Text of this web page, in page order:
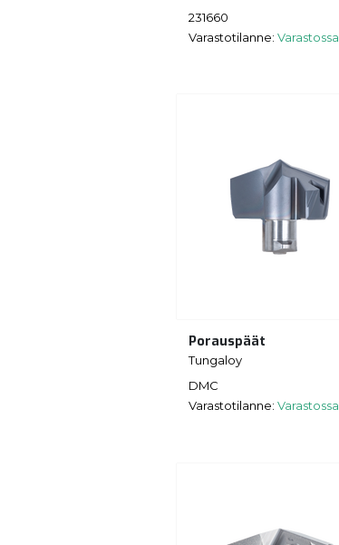
231660
Varastotilanne: Varastossa
Porauspäät
Tungaloy
DMC
Varastotilanne: Varastossa